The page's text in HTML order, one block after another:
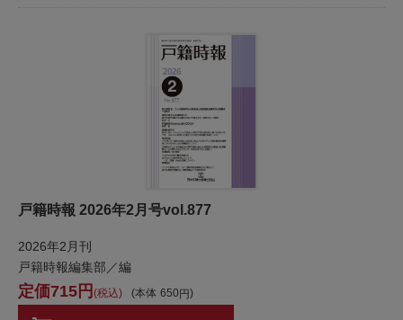
戸籍時報 2026年2月号vol.877
2026年2月刊
戸籍時報編集部／編
本体 650
715 税込